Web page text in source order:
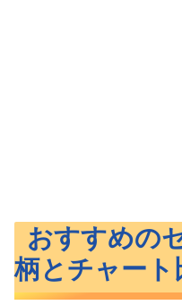
おすすめの
柄とチャート